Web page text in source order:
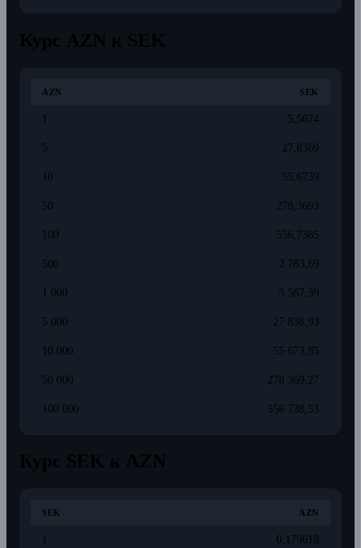
AZN SEK
1 5,5674
5 27,8369
10 55,6739
50 278,3693
100 556,7385
500 2 783,69
1 000 5 567,39
5 000 27 836,93
10 000 55 673,85
50 000 278 369,27
100 000 556 738,53
SEK AZN
0,179618